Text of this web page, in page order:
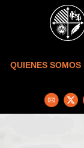
Skip to main content
QUIENES SOMOS